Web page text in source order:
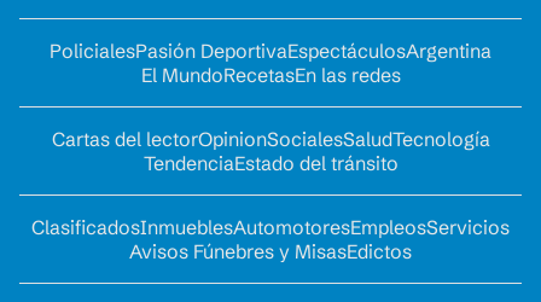
PolicialesPasión DeportivaEspectáculosArgentina
El MundoRecetasEn las redes
Cartas del lectorOpinionSocialesSaludTecnología
TendenciaEstado del tránsito
ClasificadosInmueblesAutomotoresEmpleosServicios
Avisos Fúnebres y MisasEdictos